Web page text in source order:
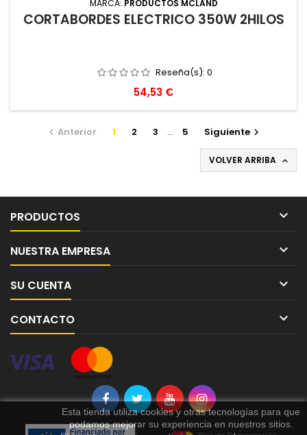
MARCA: PRODUCTOS MCLAND
CORTABORDES ELECTRICO 350W 2HILOS
Reseña(s): 0
Precio
54,53 €
 Anterior 1 2 3 … 5 Siguiente
VOLVER ARRIBA 
PRODUCTOS 
NUESTRA EMPRESA 
SU CUENTA 
CONTACTO 
Esta tienda utiliza cookies y otras tecnologías para que
podamos mejorar su experiencia en nuestros sitios.